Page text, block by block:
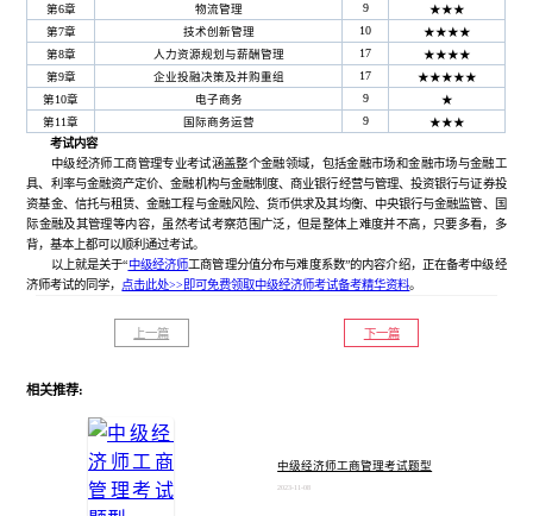
第6章
物流管理 9
★★★
第7章
技术创新管理 10
★★★★
第8章
人力资源规划与薪酬管理 17
★★★★
第9章
企业投融决策及并购重组 17
★★★★★
第10章
电子商务 9
★
第11章
国际商务运营 9
★★★
考试内容
中级经济师工商管理专业考试涵盖整个金融领域，包括金融市场和金融市场与金融工
具、利率与金融资产定价、金融机构与金融制度、商业银行经营与管理、投资银行与证券投
资基金、信托与租赁、金融工程与金融风险、货币供求及其均衡、中央银行与金融监管、国
际金融及其管理等内容，虽然考试考察范围广泛，但是整体上难度并不高，只要多看，多
背，基本上都可以顺利通过考试。
以上就是关于“中级经济师工商管理分值分布与难度系数”的内容介绍，正在备考中级经
济师考试的同学， 点击此处>>即可免费领取中级经济师考试备考精华资料。
上一篇 下一篇
相关推荐:
中级经济师工商管理考试题型
2023-11-08